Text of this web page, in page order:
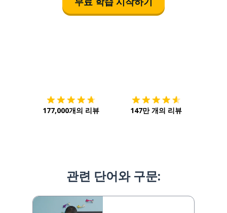
177,000개의 리뷰 147만 개의 리뷰
관련 단어와 구문: